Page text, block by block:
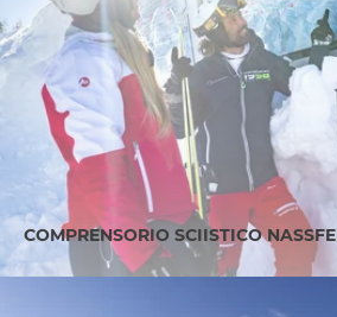
COMPRENSORIO SCIISTICO